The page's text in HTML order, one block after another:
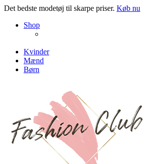
Det bedste modetøj til skarpe priser. Køb nu
Shop
Kvinder
Mænd
Børn